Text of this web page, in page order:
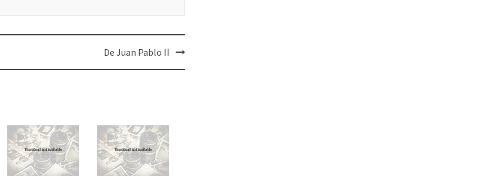
De Juan Pablo II